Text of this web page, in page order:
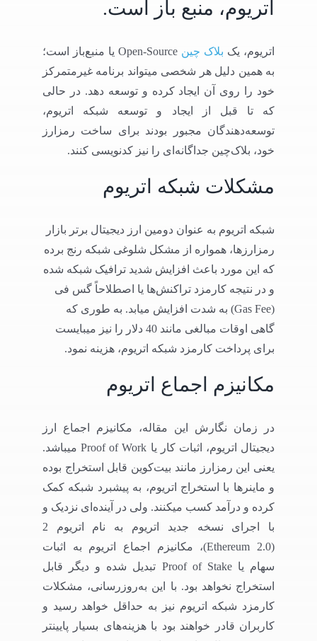
اتریوم، منبع باز است.
اتریوم، یک بلاک چین
Open-Source یا منبع‌باز است؛
به همین دلیل هر شخصی میتواند برنامه غیرمتمرکز
خود را روی آن ایجاد کرده و توسعه دهد. در حالی
که تا قبل از ایجاد و توسعه شبکه اتریوم،
توسعه‌دهندگان مجبور بودند برای ساخت رمزارز
خود، بلاک‌چین جداگانه‌ای را نیز کدنویسی کنند.
مشکلات شبکه اتریوم
شبکه اتریوم به عنوان دومین ارز دیجیتال برتر بازار
رمزارزها، همواره از مشکل شلوغی شبکه رنج برده
که این مورد باعث افزایش شدید ترافیک شبکه شده
و در نتیجه کارمزد تراکنش‌ها یا اصطلاحاً گس فی
(Gas Fee) به شدت افزایش میابد. به طوری که
گاهی اوقات مبالغی مانند 40 دلار را نیز میبایست
برای پرداخت کارمزد شبکه اتریوم، هزینه نمود.
مکانیزم اجماع اتریوم
در زمان نگارش این مقاله، مکانیزم اجماع ارز
دیجیتال اتریوم، اثبات کار یا Proof of Work میباشد.
یعنی این رمزارز مانند بیت‌کوین قابل استخراج بوده
و ماینرها با استخراج اتریوم، به پیشبرد شبکه کمک
کرده و درآمد کسب میکنند. ولی در آینده‌ای نزدیک و
با اجرای نسخه جدید اتریوم به نام اتریوم 2
(Ethereum 2.0)، مکانیزم اجماع اتریوم به اثبات
سهام یا Proof of Stake تبدیل شده و دیگر قابل
استخراج نخواهد بود. با این به‌روزرسانی، مشکلات
کارمزد شبکه اتریوم نیز به حداقل خواهد رسید و
کاربران قادر خواهند بود با هزینه‌های بسیار پایینتر